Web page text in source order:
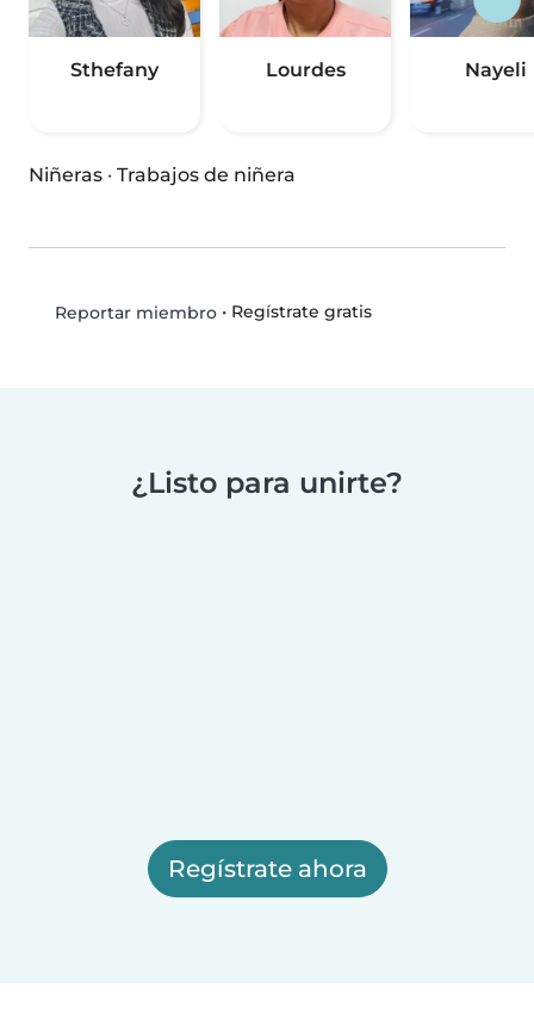
Sthefany Lourdes Nayeli
Niñeras · Trabajos de niñera
Reportar miembro• Regístrate gratis
¿Listo para unirte?
Regístrate ahora